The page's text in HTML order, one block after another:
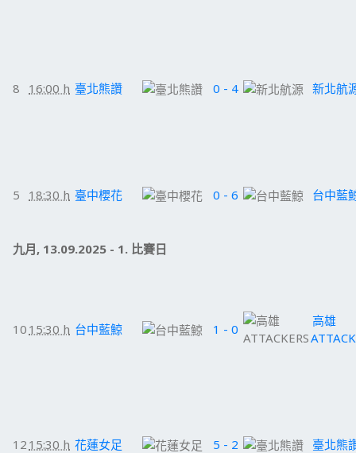
8 16:00 h 臺北熊讚 0 - 4 新北航
5 18:30 h 臺中櫻花 0 - 6 台中藍
九月, 13.09.2025 - 1. 比賽日
10 15:30 h 台中藍鯨 1 - 0
高雄
12 15:30 h 花蓮女足 5 - 2 臺北熊